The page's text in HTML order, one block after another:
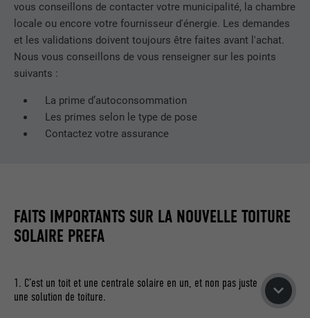
vous conseillons de contacter votre municipalité, la chambre
locale ou encore votre fournisseur d'énergie. Les demandes
et les validations doivent toujours être faites avant l'achat.
Nous vous conseillons de vous renseigner sur les points
suivants :
La prime d’autoconsommation
Les primes selon le type de pose
Contactez votre assurance
FAITS IMPORTANTS SUR LA NOUVELLE TOITURE
SOLAIRE PREFA
1. C’est un toit et une centrale solaire en un, et non pas juste
une solution de toiture.
EXPIRATION 3 mois
Cookie identificateur de navigateur
NOM li_sugr
FOURNISSEUR
NOM
EXPIRATION